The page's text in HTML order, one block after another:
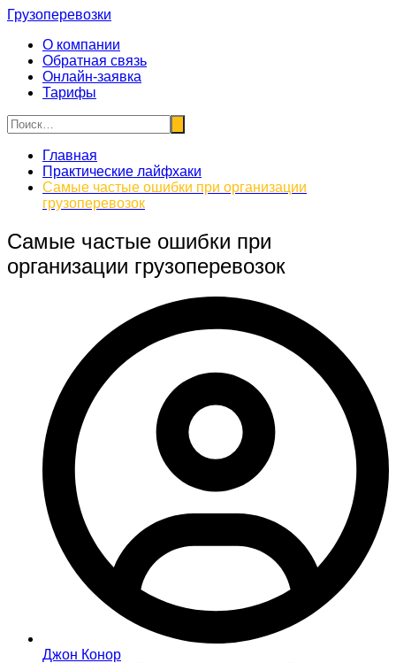
Перейти
содержимому
Грузоперевозки
О компании
Обратная связь
Онлайн-заявка
Тарифы
Главная
Практические лайфхаки
Самые частые ошибки при организации
грузоперевозок
Самые частые ошибки при
организации грузоперевозок
Джон Конор